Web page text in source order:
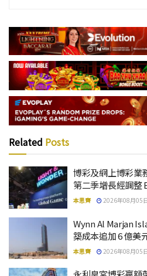
Related Posts
博彩及網上博彩業
第二季增長經調整
本思齊 2026年08月05
Wynn Al Marjan
築成本追加 6 億美
本思齊 2026年08月05